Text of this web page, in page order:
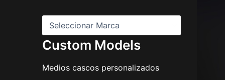
Custom Models
Medios cascos personalizados